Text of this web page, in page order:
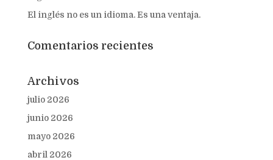
El inglés no es un idioma. Es una ventaja.
Comentarios recientes
Archivos
julio 2026
junio 2026
mayo 2026
abril 2026